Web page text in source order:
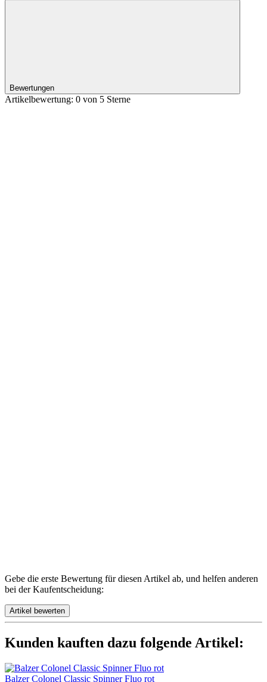
Bewertungen
Artikelbewertung: 0 von 5 Sterne
Gebe die erste Bewertung für diesen Artikel ab, und helfen anderen
bei der Kaufentscheidung:
Kunden kauften dazu folgende Artikel:
Balzer Colonel Classic Spinner Fluo rot